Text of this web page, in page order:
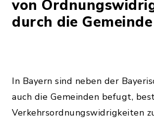
von
durch die Gemeinde
In Bayern sind neben der
auch die Gemeinden befugt,
Verkehrsordnungswidrigkeiten